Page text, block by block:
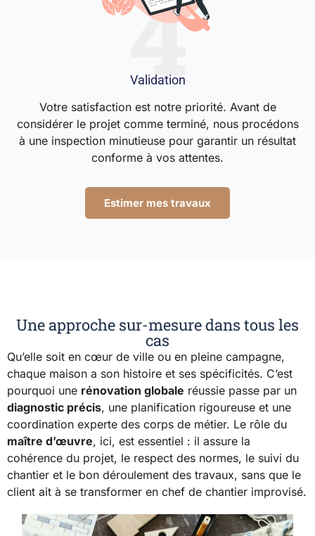
Validation
Votre satisfaction est notre priorité. Avant de
considérer le projet comme terminé, nous procédons
à une inspection minutieuse pour garantir un résultat
conforme à vos attentes.
Estimer mes travaux
Une approche sur-mesure dans tous les
cas
Qu’elle soit en cœur de ville ou en pleine campagne,
chaque maison a son histoire et ses spécificités. C’est
pourquoi une rénovation globale réussie passe par un
diagnostic précis, une planification rigoureuse et une
coordination experte des corps de métier. Le rôle du
maître d’œuvre, ici, est essentiel : il assure la
cohérence du projet, le respect des normes, le suivi du
chantier et le bon déroulement des travaux, sans que le
client ait à se transformer en chef de chantier improvisé.